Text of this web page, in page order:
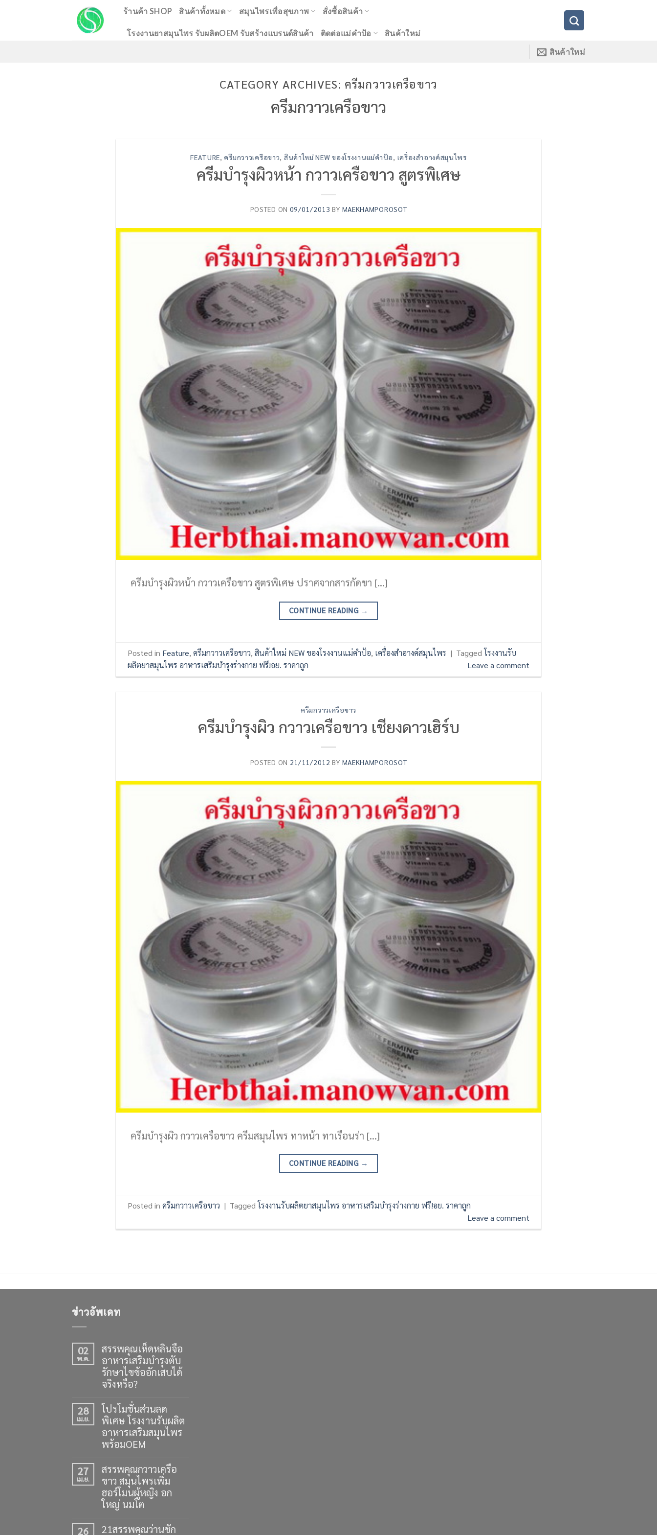
ร้านค้า SHOP สินค้าทั้งหมด สมุนไพรเพื่อสุขภาพ สั่งซื้อสินค้า
โรงงานยาสมุนไพร รับผลิตOEM รับสร้างแบรนด์สินค้า ติดต่อแม่คำป้อ
สินค้าใหม่
สินค้าใหม่
CATEGORY ARCHIVES: ครีมกวาวเครือขาว
ครีมกวาวเครือขาว
FEATURE,ครีมกวาวเครือขาว, สินค้าใหม่ NEW ของโรงงานแม่คำป้อ, เครื่องสำอางค์สมุนไพร
ครีมบำรุงผิวหน้า กวาวเครือขาว สูตรพิเศษ
POSTED ON 09/01/2013 BY MAEKHAMPOROSOT
ครีมบำรุงผิวหน้า กวาวเครือขาว สูตรพิเศษ ปราศจากสารกัดขา […]
CONTINUE READING →
Posted in Feature,ครีมกวาวเครือขาว,สินค้าใหม่ NEW ของโรงงานแม่คำป้อ, เครื่องสำอางค์สมุนไพร | Tagged โรงงานรับ
ผลิตยาสมุนไพร อาหารเสริมบำรุงร่างกาย ฟรี!อย. ราคาถูก
Leave a comment
ครีมกวาวเครือขาว
ครีมบำรุงผิว กวาวเครือขาว เชียงดาวเฮิร์บ
POSTED ON 21/11/2012 BY MAEKHAMPOROSOT
ครีมบำรุงผิว กวาวเครือขาว ครีมสมุนไพร ทาหน้า ทาเรือนร่า […]
CONTINUE READING →
Posted inครีมกวาวเครือขาว | Tagged โรงงานรับผลิตยาสมุนไพร อาหารเสริมบำรุงร่างกาย ฟรี!อย. ราคาถูก
Leave a comment
ข่าวอัพเดท
02
พ.ค.
สรรพคุณเห็ดหลินจือ
อาหารเสริมบำรุงตับ
รักษาไขข้ออักเสบได้
จริงหรือ?
28
เม.ย.
โปรโมชั่นส่วนลด
พิเศษ โรงงานรับผลิต
อาหารเสริมสมุนไพร
พร้อมOEM
27
เม.ย.
สรรพคุณกวาวเครือ
ขาว สมุนไพรเพิ่ม
ฮอร์โมนผู้หญิง อก
ใหญ่ นมโต
26
21สรรพคุณว่านชัก